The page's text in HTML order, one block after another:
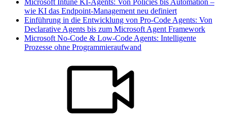
Microsoft Intune KI-Agents: Von Policies bis Automation –
wie KI das Endpoint-Management neu definiert
Einführung in die Entwicklung von Pro-Code Agents: Von
Declarative Agents bis zum Microsoft Agent Framework
Microsoft No-Code & Low-Code Agents: Intelligente
Prozesse ohne Programmieraufwand